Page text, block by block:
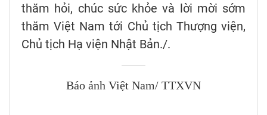
thăm hỏi, chúc sức khỏe và lời mời sớm
thăm Việt Nam tới Chủ tịch Thượng viện,
Chủ tịch Hạ viện Nhật Bản./.
Báo ảnh Việt Nam/ TTXVN